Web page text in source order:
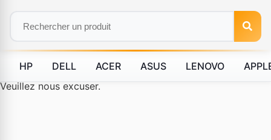
HP DELL ACER ASUS LENOVO
Le produit #BLD--12232 n'est plus disponible à la vente.
Veuillez nous excuser.